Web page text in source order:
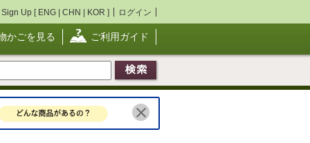
Sign Up [ ENG | CHN | KOR ] ログイン
かごを見る ご利用ガイド